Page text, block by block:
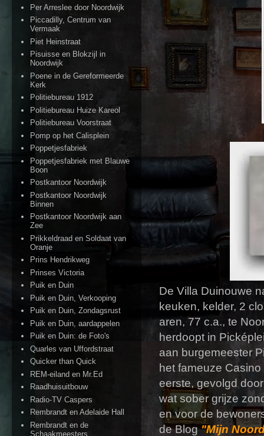
De Villa Duinouwe
keuken, kelder, 2
aren, 77 c.a., te
herdoopt in
aan burgemeester
het fameuze
eerste, gevolgd
wat sober grijze
en voor de
de Blog"Mijn
Per Arreslee door Noordwijk
Piccadilly, Centrum van
Vermaak
Piet Heinstraat
Pisuisse en Blokzijl in
Noordwijk
Poene in de Gereformeerde
Kerk
Politiebureau 1912
Politiebureau Huize Kareol
Politiebureau Voorstraat
Pomp op het Calisplein
Poppetjesfabriek
Poppetjesfabriek met Blauwe
Boon
Postkantoor Noordwijk
Postkantoor Noordwijk
Binnen
Postkantoor Noordwijk aan
Zee
Prikkeldraad en Soldaat van
Oranje
Prins Hendrikweg
Prinses Victoria
Puik en Duin
Puik en Duin, Verkooping
Puik en Duin, Zondagsrust
Puik en Duin, aardappelen
Puik en Duin: de Foto's
Quarles van Uffordstraat
Quicker than Quick
REM-eiland en Mr.Ed
Raadhuisuitbouw
Radio-TV Caspers
Rembrandt en Adelaide Hall
Rembrandt en de
Schaakmeesters